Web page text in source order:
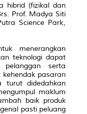
hibrid (fizikal dan
Prof. Madya Siti
Science Park,
menerangkan
teknologi dapat
serta
kehendak pasaran
turut didedahkan
maklum
baik produk
pasti peluang